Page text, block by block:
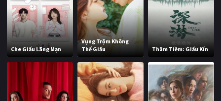
Che Giấu Lãng Mạn
Vụng Trộm Không
Thể Giấu
Thâm Tiềm: Giấu Kín